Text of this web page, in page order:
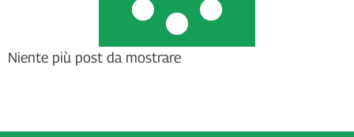
Niente più post da mostrare